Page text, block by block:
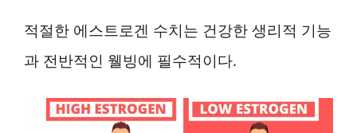
적절한 에스트로겐 수치는 건강한 생리적 기능
과 전반적인 웰빙에 필수적이다.